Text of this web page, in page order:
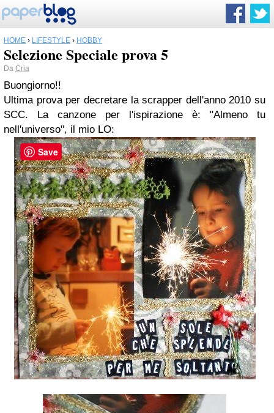
HOME › LIFESTYLE › HOBBY
Selezione Speciale prova 5
Da Cria
Buongiorno!!
Ultima prova per decretare la scrapper dell'anno 2010 su
SCC. La canzone per l'ispirazione è: "Almeno tu
nell'universo", il mio LO:
Save